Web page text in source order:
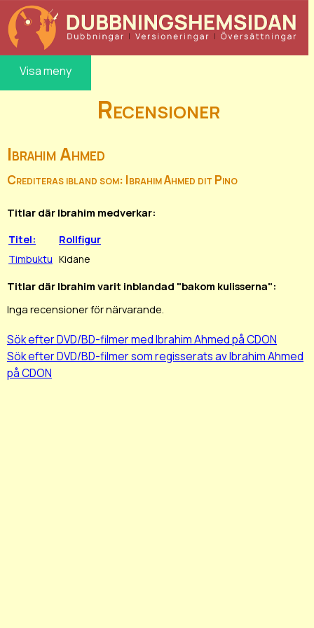
Visa meny
Recensioner
Ibrahim Ahmed
Crediteras ibland som: Ibrahim Ahmed dit Pino
Titlar där Ibrahim medverkar:
Titel:
Rollfigur
Timbuktu Kidane
Titlar där Ibrahim varit inblandad "bakom kulisserna":
Inga recensioner för närvarande.
Sök efter DVD/BD-filmer med Ibrahim Ahmed på CDON
Sök efter DVD/BD-filmer som regisserats av Ibrahim Ahmed
på CDON